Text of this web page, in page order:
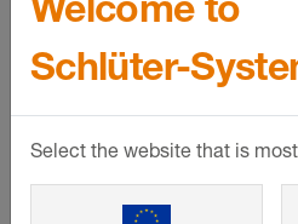
Schlüter-
DESIGNBASE-
Schlüter-
Select the website that is